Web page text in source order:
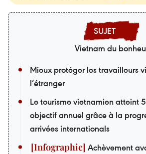
Vietnam du
Mieux protéger les travailleurs
l’étranger
Le tourisme vietnamien atteint
objectif annuel grâce à la
arrivées internationals
Achèvement